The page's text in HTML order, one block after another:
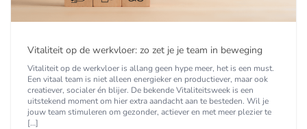
Vitaliteit op de werkvloer: zo zet je je team in beweging
Vitaliteit op de werkvloer is allang geen hype meer, het is een must.
Een vitaal team is niet alleen energieker en productiever, maar ook
creatiever, socialer én blijer. De bekende Vitaliteitsweek is een
uitstekend moment om hier extra aandacht aan te besteden. Wil je
jouw team stimuleren om gezonder, actiever en met meer plezier te
[…]